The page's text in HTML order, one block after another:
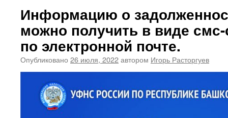
Информацию о
можно получить в виде
по электронной почте.
Опубликовано 26 июля, 2022автором Игорь Расторгуев